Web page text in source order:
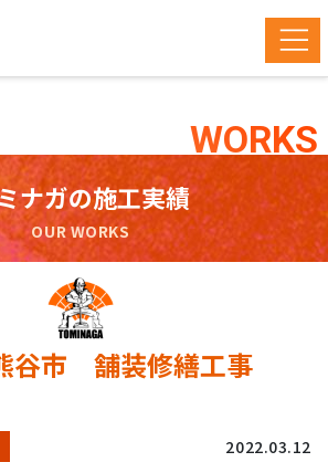
WORKS
ナガの施工実績
OUR WORKS
谷市 舗装修繕工事
2022.03.12